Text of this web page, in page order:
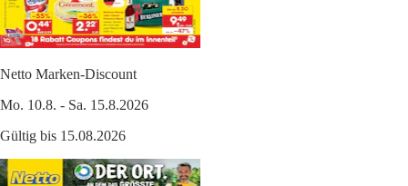
Netto Marken-Discount
Mo. 10.8. - Sa. 15.8.2026
Gültig bis 15.08.2026